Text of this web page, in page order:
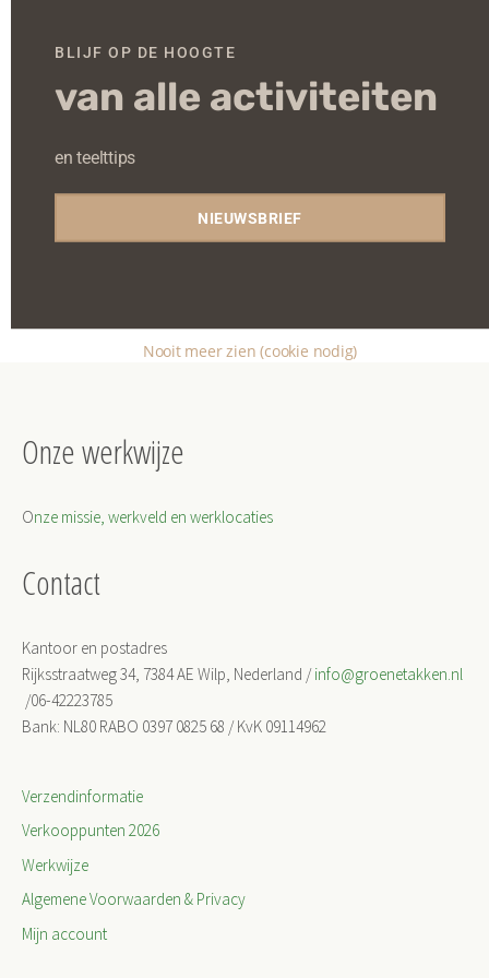
Prijs
Paddenstoelensoort
Grijze oesterzwam
Onze werkwijze
Onze missie, werkveld en werklocaties
Contact
Kantoor en postadres
Rijksstraatweg 34, 7384 AE Wilp, Nederland /info@groenetakken.nl
/06-42223785
Bank: NL80 RABO 0397 0825 68 / KvK 09114962
Verzendinformatie
Verkooppunten 2026
Werkwijze
Algemene Voorwaarden & Privacy
Mijn account
BLIJF OP DE HOOGTE
van alle activiteiten
en teelttips
NIEUWSBRIEF
Nooit meer zien (cookie nodig)